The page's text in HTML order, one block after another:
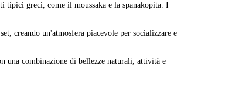
tipici greci, come il moussaka e la spanakopita. I
creando un'atmosfera piacevole per socializzare e
una combinazione di bellezze naturali, attività e